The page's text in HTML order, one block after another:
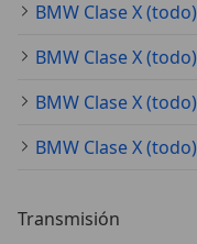
BMW Clase X
Transmisión